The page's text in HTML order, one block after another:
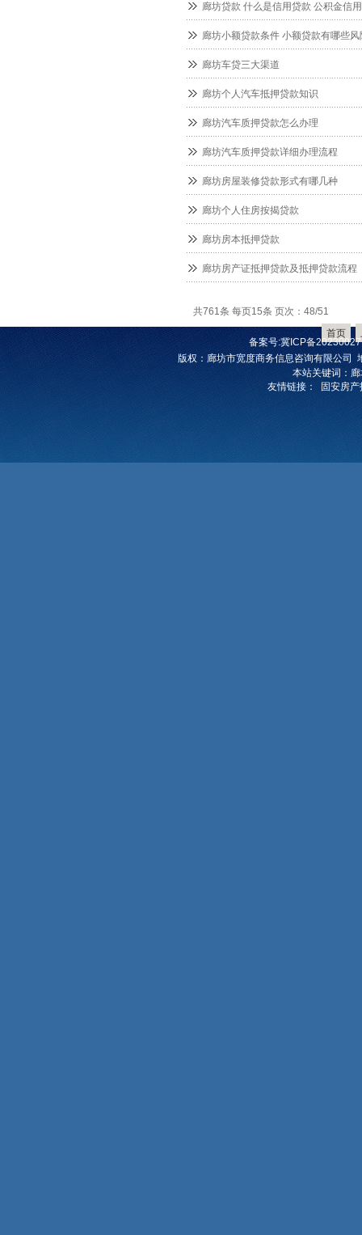
廊坊贷款 什么是信用贷款 公积金信
廊坊小额贷款条件 小额贷款有哪些风
廊坊车贷三大渠道
廊坊个人汽车抵押贷款知识
廊坊汽车质押贷款怎么办理
廊坊汽车质押贷款详细办理流程
廊坊房屋装修贷款形式有哪几种
廊坊个人住房按揭贷款
廊坊房本抵押贷款
廊坊房产证抵押贷款及抵押贷款流程
共761条 每页15条 页次：48/51
首页
备案号:冀ICP备
版权 ： 廊坊市宽度商务信息咨询有限公司
本站关键词：
友情链接：
固安房